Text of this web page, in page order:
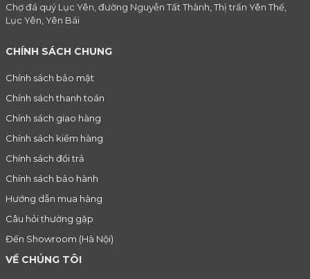
Chợ đá quý Lục Yên, đường Nguyễn Tất Thành, Thị trấn Yên Thế,
Lục Yên, Yên Bái
CHÍNH SÁCH CHUNG
Chính sách bảo mật
Chính sách thanh toán
Chính sách giao hàng
Chính sách kiểm hàng
Chính sách đổi trả
Chính sách bảo hành
Hướng dẫn mua hàng
Câu hỏi thường gặp
Đến Showroom (Hà Nội)
VỀ CHÚNG TÔI